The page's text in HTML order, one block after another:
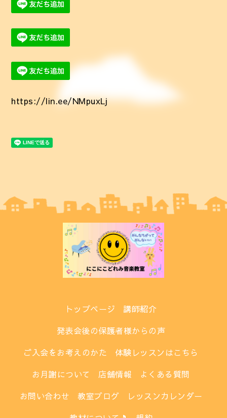
https://lin.ee/NMpuxLj
トップページ
講師紹介
発表会後の保護者様からの声
ご入会をお考えのかた
体験レッスンはこちら
お月謝について
店舗情報
よくある質問
お問い合わせ
教室ブログ
レッスンカレンダー